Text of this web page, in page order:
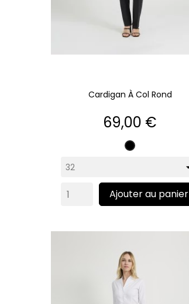
Cardigan À Col Rond
Prix
69,00 €
Noir
Ajouter au panier